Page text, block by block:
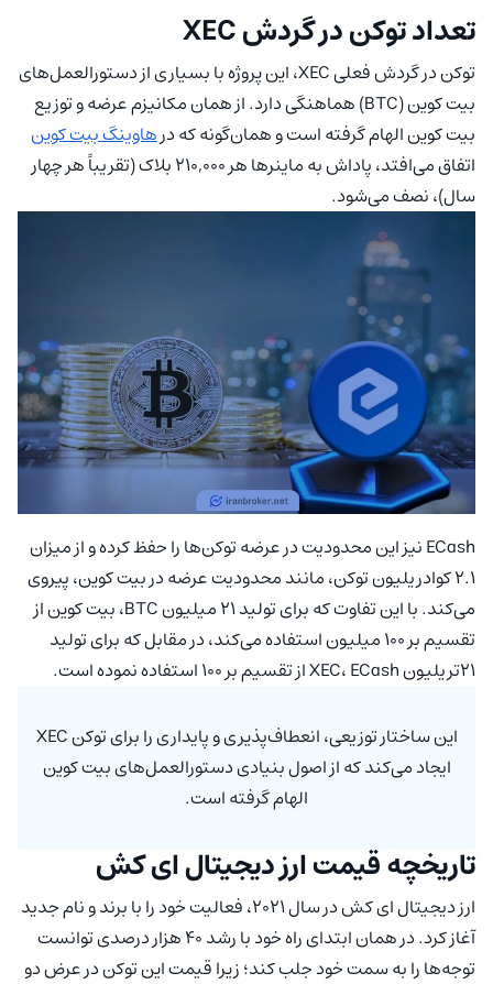
تعداد توکن در گردش XEC
توکن در گردش فعلی XEC، این پروژه با بسیاری از دستورالعمل‌های
بیت کوین (BTC) هماهنگی دارد. از همان مکانیزم عرضه و توزیع
بیت کوین الهام گرفته است و همان‌گونه که درهاوینگ بیت کوین
اتفاق می‌افتد، پاداش به ماینرها هر ۲۱۰,۰۰۰ بلاک (تقریباً هر چهار
سال)، نصف می‌شود.
ECash نیز این محدودیت در عرضه توکن‌ها را حفظ کرده و از میزان
۲.۱ کوادریلیون توکن، مانند محدودیت عرضه در بیت کوین، پیروی
می‌کند. با این تفاوت که برای تولید ۲۱ میلیون BTC، بیت کوین از
تقسیم بر ۱۰۰ میلیون استفاده می‌کند، در مقابل که برای تولید
۲۱تریلیون XEC، ECash از تقسیم بر ۱۰۰ استفاده نموده است.
این ساختار توزیعی، انعطاف‌پذیری و پایداری را برای توکن XEC
ایجاد می‌کند که از اصول بنیادی دستورالعمل‌های بیت کوین
الهام گرفته است.
تاریخچه قیمت ارز دیجیتال ای کش
ارز دیجیتال ای کش در سال ۲۰۲۱، فعالیت خود را با برند و نام جدید
آغاز کرد. در همان ابتدای راه خود با رشد ۴۰ هزار درصدی توانست
توجه‌ها را به سمت خود جلب کند؛ زیرا قیمت این توکن در عرض دو